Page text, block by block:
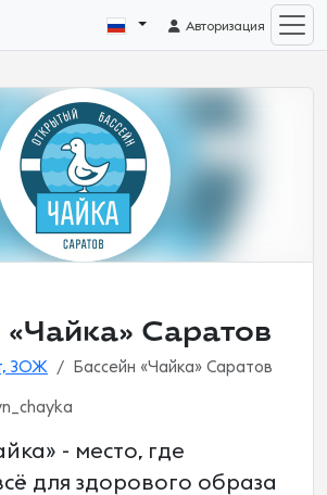
Авторизация
«Чайка» Саратов
ЗОЖ Бассейн «Чайка» Саратов
- место, где
для здорового образа